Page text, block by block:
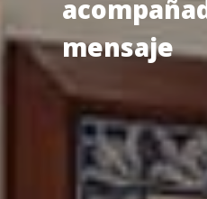
mensaje